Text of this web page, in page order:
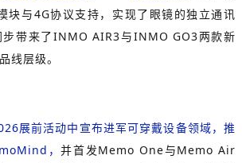
块与4G协议支持，实现了眼镜的独立通讯
步带来了INMO AIR3与INMO GO3两款新
线层级。
展前活动中宣布进军可穿戴设备领域，推
，并首发Memo One与Memo Air